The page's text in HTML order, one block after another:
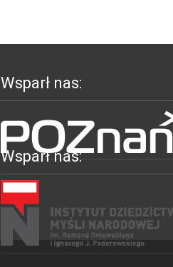
Wsparł nas:
Wsparł nas: